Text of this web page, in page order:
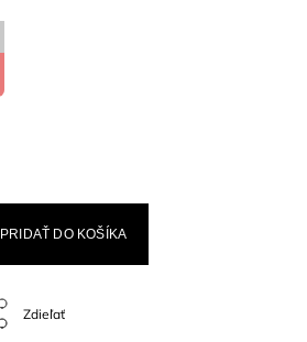
PRIDAŤ DO KOŠÍKA
Zdieľať